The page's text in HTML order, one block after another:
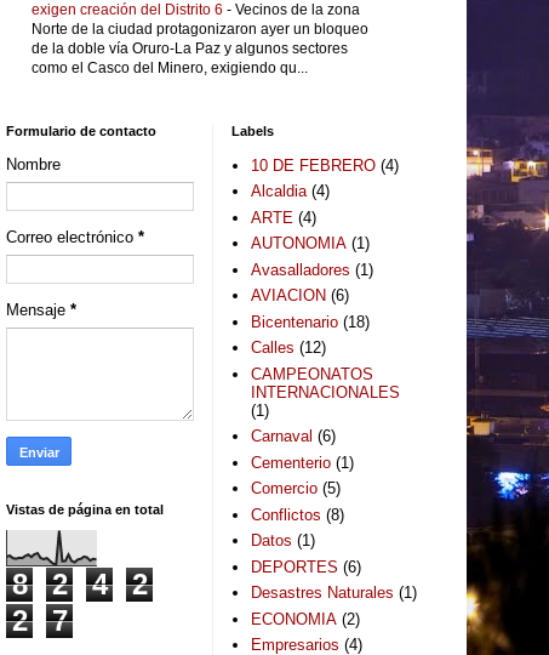
exigen creación del Distrito 6 - Vecinos de la zona
Norte de la ciudad protagonizaron ayer un bloqueo
de la doble vía Oruro-La Paz y algunos sectores
como el Casco del Minero, exigiendo qu...
Formulario de contacto
Nombre
Correo electrónico *
Mensaje *
Vistas de página en total
8 2 4
2
2
7
Labels
10 DE FEBRERO (4)
Alcaldia (4)
ARTE (4)
AUTONOMIA (1)
Avasalladores (1)
AVIACION (6)
Bicentenario (18)
Calles (12)
CAMPEONATOS
INTERNACIONALES
(1)
Carnaval (6)
Cementerio (1)
Comercio (5)
Conflictos (8)
Datos (1)
DEPORTES (6)
Desastres Naturales (1)
ECONOMIA (2)
Empresarios (4)